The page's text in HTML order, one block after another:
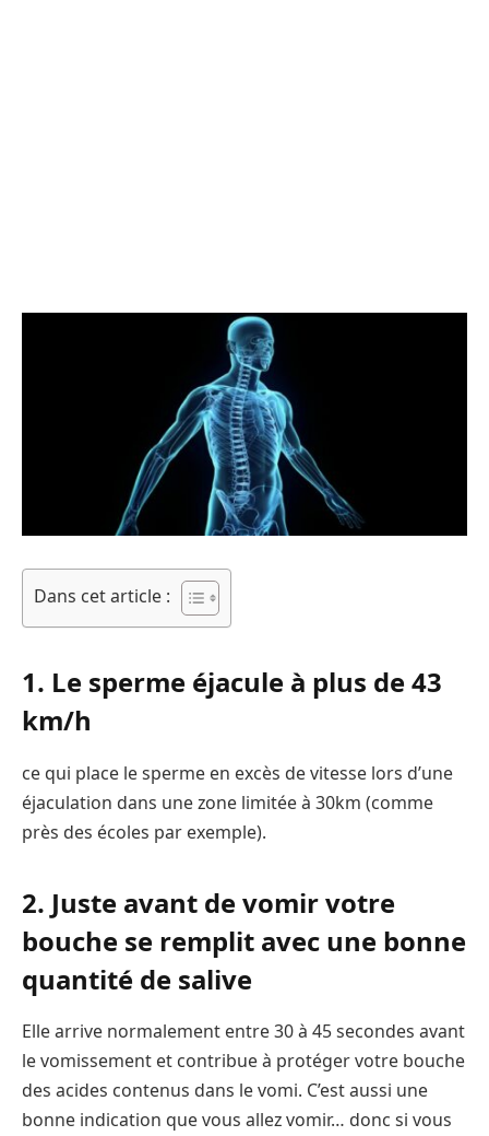
Dans cet article :
1. Le sperme éjacule à plus de 43
km/h
ce qui place le sperme en excès de vitesse lors d’une
éjaculation dans une zone limitée à 30km (comme
près des écoles par exemple).
2. Juste avant de vomir votre
bouche se remplit avec une bonne
quantité de salive
Elle arrive normalement entre 30 à 45 secondes avant
le vomissement et contribue à protéger votre bouche
des acides contenus dans le vomi. C’est aussi une
bonne indication que vous allez vomir… donc si vous